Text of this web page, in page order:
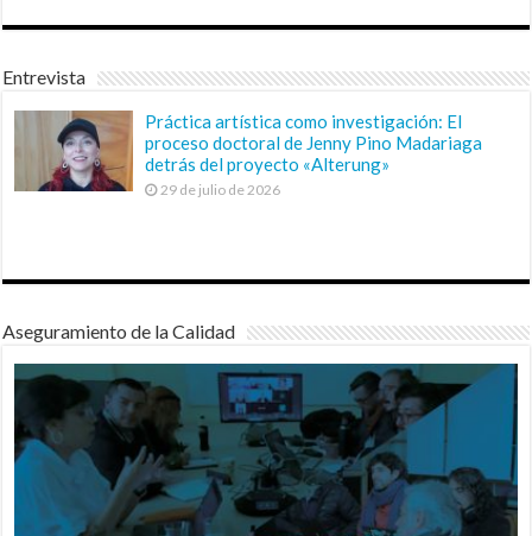
Entrevista
Práctica artística como investigación: El
proceso doctoral de Jenny Pino Madariaga
detrás del proyecto «Alterung»
29 de julio de 2026
Aseguramiento de la Calidad